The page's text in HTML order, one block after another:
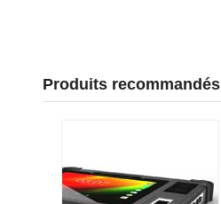
Produits recommandés